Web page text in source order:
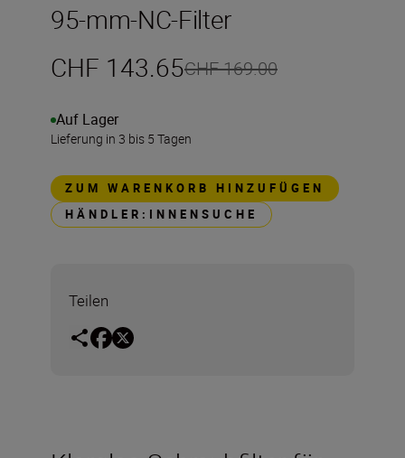
95-mm-NC-Filter
CHF 143.65CHF 169.00
Auf Lager
Lieferung in 3 bis 5 Tagen
ZUM WARENKORB HINZUFÜGEN
HÄNDLER:INNENSUCHE
Teilen